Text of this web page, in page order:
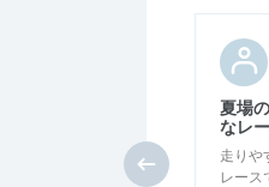
夏場
なレ
走りや
レース